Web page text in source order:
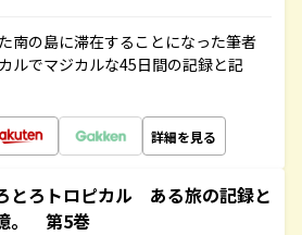
南の島に滞在することになった筆者
ルでマジカルな45日間の記録と記
詳細を見る
とろトロピカル ある旅の記録と
。 第5巻